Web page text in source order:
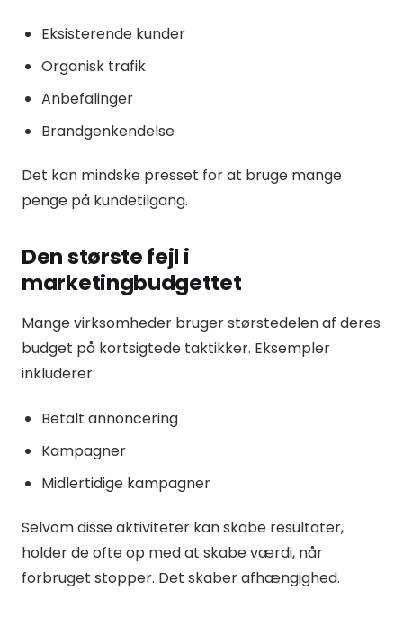
Eksisterende kunder
Organisk trafik
Anbefalinger
Brandgenkendelse
Det kan mindske presset for at bruge mange
penge på kundetilgang.
Den største fejl i
marketingbudgettet
Mange virksomheder bruger størstedelen af deres
budget på kortsigtede taktikker. Eksempler
inkluderer:
Betalt annoncering
Kampagner
Midlertidige kampagner
Selvom disse aktiviteter kan skabe resultater,
holder de ofte op med at skabe værdi, når
forbruget stopper. Det skaber afhængighed.